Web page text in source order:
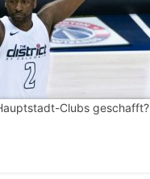
Clubs geschafft?